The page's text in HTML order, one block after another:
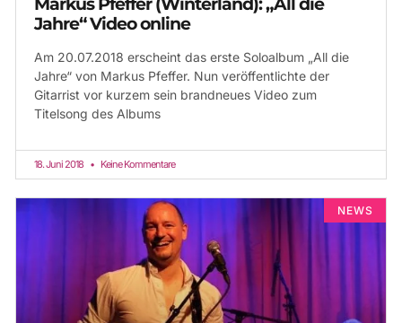
Markus Pfeffer (Winterland): „All die
Jahre“ Video online
Am 20.07.2018 erscheint das erste Soloalbum „All die
Jahre“ von Markus Pfeffer. Nun veröffentlichte der
Gitarrist vor kurzem sein brandneues Video zum
Titelsong des Albums
18. Juni 2018 Keine Kommentare
NEWS